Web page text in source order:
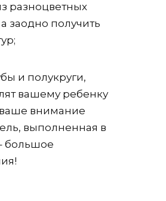
разноцветных
заодно получить
и полукруги,
вашему ребенку
внимание
выполненная в
большое